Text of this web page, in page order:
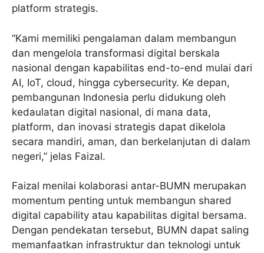
platform strategis.
“Kami memiliki pengalaman dalam membangun
dan mengelola transformasi digital berskala
nasional dengan kapabilitas end-to-end mulai dari
AI, IoT, cloud, hingga cybersecurity. Ke depan,
pembangunan Indonesia perlu didukung oleh
kedaulatan digital nasional, di mana data,
platform, dan inovasi strategis dapat dikelola
secara mandiri, aman, dan berkelanjutan di dalam
negeri,” jelas Faizal.
Faizal menilai kolaborasi antar-BUMN merupakan
momentum penting untuk membangun shared
digital capability atau kapabilitas digital bersama.
Dengan pendekatan tersebut, BUMN dapat saling
memanfaatkan infrastruktur dan teknologi untuk